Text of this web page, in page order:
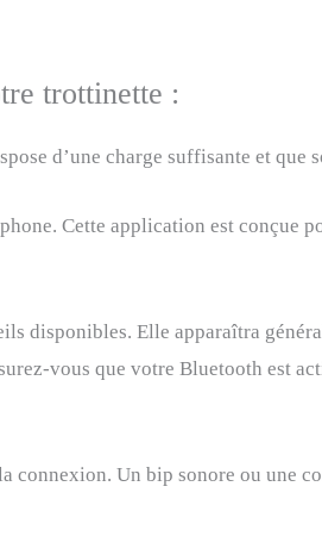
trottinette :
d’une charge suffisante et que
Cette application est conçue
disponibles. Elle apparaîtra
vous que votre Bluetooth est
connexion. Un bip sonore ou une